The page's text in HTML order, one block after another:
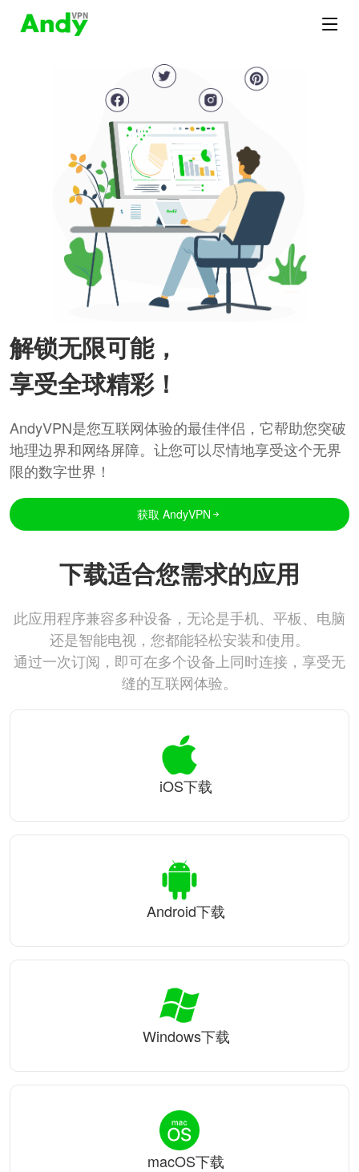
解锁无限可能，
享受全球精彩！
AndyVPN是您互联网体验的最佳伴侣，它帮助您突破
地理边界和网络屏障。让您可以尽情地享受这个无界
限的数字世界！
获取 AndyVPN
下载适合您需求的应用
此应用程序兼容多种设备，无论是手机、平板、电脑
还是智能电视，您都能轻松安装和使用。
通过一次订阅，即可在多个设备上同时连接，享受无
缝的互联网体验。
iOS下载
Android下载
Windows下载
macOS下载